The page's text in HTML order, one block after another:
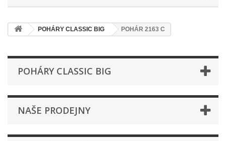
POHÁRY CLASSIC BIG POHÁR 2163 C
POHÁRY CLASSIC BIG
NAŠE PRODEJNY